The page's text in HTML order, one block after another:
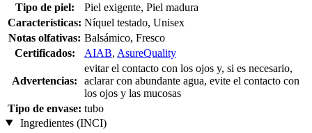
Tipo de piel:
Piel exigente, Piel madura
Características: Níquel testado, Unisex
Notas olfativas: Balsámico, Fresco
Certificados:
AIAB, AsureQuality
Advertencias:
evitar el contacto con los ojos y, si es necesario,
aclarar con abundante agua, evite el contacto con
los ojos y las mucosas
Tipo de envase: tubo
Ingredientes (INCI)